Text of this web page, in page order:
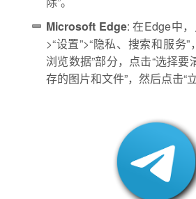
Microsoft Edge: 在Edge中
>“设置”>“隐私、搜索和服务
浏览数据”部分，点击“选择要
存的图片和文件”，然后点击“立